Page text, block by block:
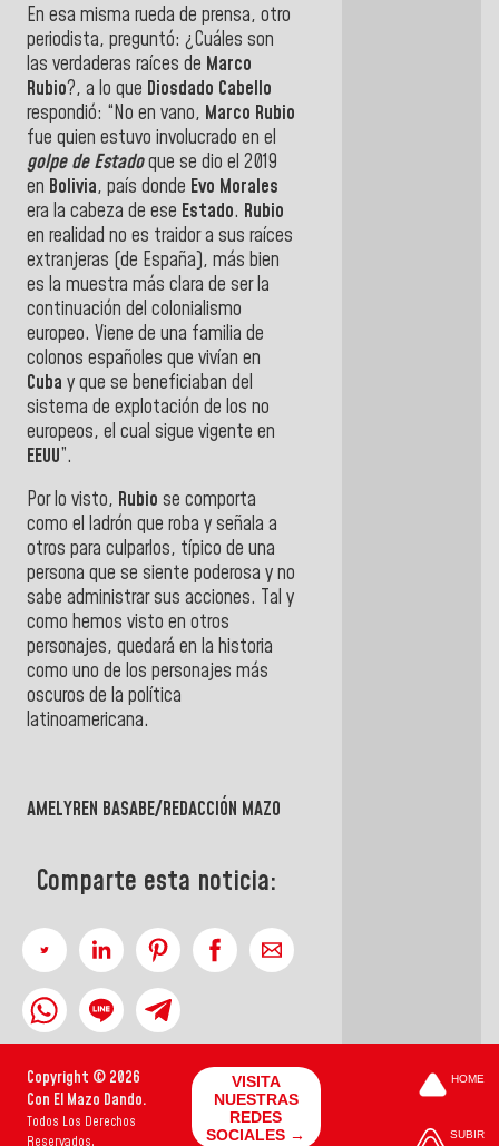
En esa misma rueda de prensa, otro
periodista, preguntó: ¿Cuáles son
las verdaderas raíces de Marco
Rubio?, a lo que Diosdado Cabello
respondió: “No en vano, Marco Rubio
fue quien estuvo involucrado en el
golpe de Estadoque se dio el 2019
en Bolivia, país donde Evo Morales
era la cabeza de ese Estado. Rubio
en realidad no es traidor a sus raíces
extranjeras (de España), más bien
es la muestra más clara de ser la
continuación del colonialismo
europeo. Viene de una familia de
colonos españoles que vivían en
Cuba y que se beneficiaban del
sistema de explotación de los no
europeos, el cual sigue vigente en
EEUU”.
Por lo visto, Rubio se comporta
como el ladrón que roba y señala a
otros para culparlos, típico de una
persona que se siente poderosa y no
sabe administrar sus acciones. Tal y
como hemos visto en otros
personajes, quedará en la historia
como uno de los personajes más
oscuros de la política
latinoamericana.
AMELYREN BASABE/REDACCIÓN MAZO
Comparte esta noticia:
Copyright © 2026
Con El Mazo Dando.
Todos Los Derechos
Reservados.
VISITA
NUESTRAS
REDES
SOCIALES →
HOME
SUBIR